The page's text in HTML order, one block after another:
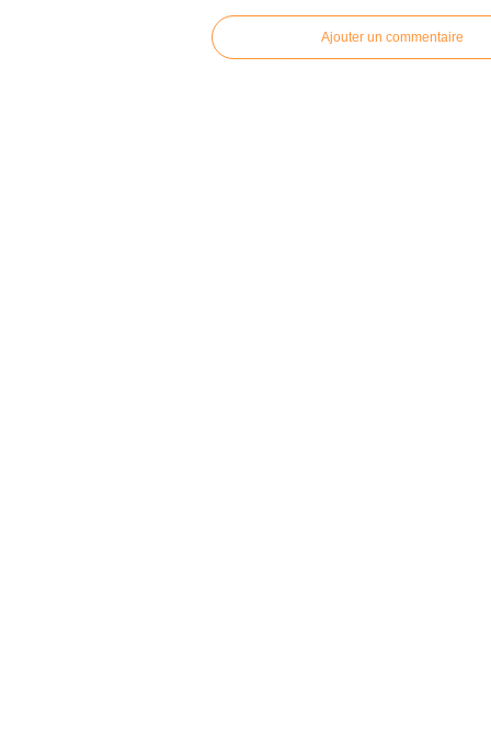
Ajouter un commentaire